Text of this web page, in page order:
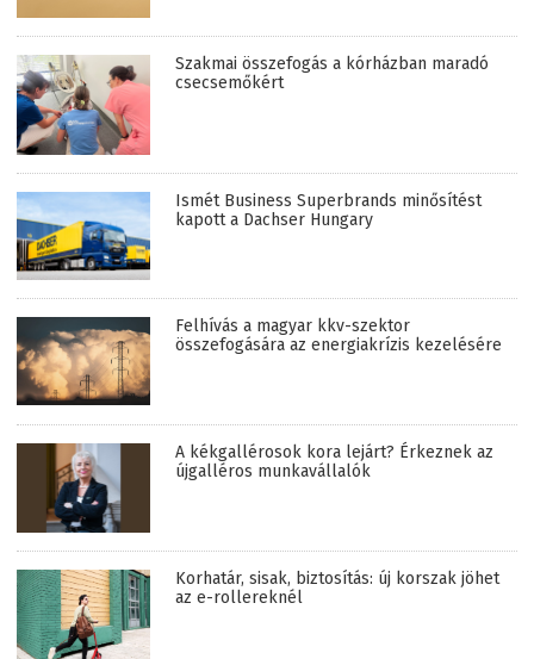
Szakmai összefogás a kórházban maradó
csecsemőkért
Ismét Business Superbrands minősítést
kapott a Dachser Hungary
Felhívás a magyar kkv-szektor
összefogására az energiakrízis kezelésére
A kékgallérosok kora lejárt? Érkeznek az
újgalléros munkavállalók
Korhatár, sisak, biztosítás: új korszak jöhet
az e-rollereknél